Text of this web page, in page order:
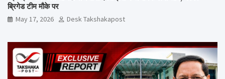
ब्रिगेड टीम मौके पर
May 17, 2026 Desk Takshakapost